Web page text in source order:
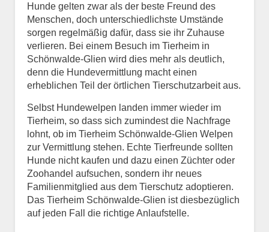
E-Mail*
Informationen über das
Tier.
Art des Tiers*
Hunde gelten zwar als der beste Freund des
Menschen, doch unterschiedlichste Umstände
sorgen regelmäßig dafür, dass sie ihr Zuhause
verlieren. Bei einem Besuch im Tierheim in
Schönwalde-Glien wird dies mehr als deutlich,
denn die Hundevermittlung macht einen
erheblichen Teil der örtlichen Tierschutzarbeit aus.
Selbst Hundewelpen landen immer wieder im
Tierheim, so dass sich zumindest die Nachfrage
lohnt, ob im Tierheim Schönwalde-Glien Welpen
zur Vermittlung stehen. Echte Tierfreunde sollten
Hunde nicht kaufen und dazu einen Züchter oder
Zoohandel aufsuchen, sondern ihr neues
Familienmitglied aus dem Tierschutz adoptieren.
Das Tierheim Schönwalde-Glien ist diesbezüglich
auf jeden Fall die richtige Anlaufstelle.